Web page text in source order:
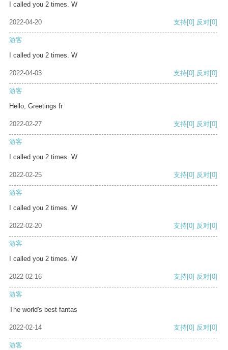
I called you 2 times. W
2022-04-20 支持[0] 反对[0]
游客
I called you 2 times. W
2022-04-03 支持[0] 反对[0]
游客
Hello, Greetings fr
2022-02-27 支持[0] 反对[0]
游客
I called you 2 times. W
2022-02-25 支持[0] 反对[0]
游客
I called you 2 times. W
2022-02-20 支持[0] 反对[0]
游客
I called you 2 times. W
2022-02-16 支持[0] 反对[0]
游客
The world's best fantas
2022-02-14 支持[0] 反对[0]
游客